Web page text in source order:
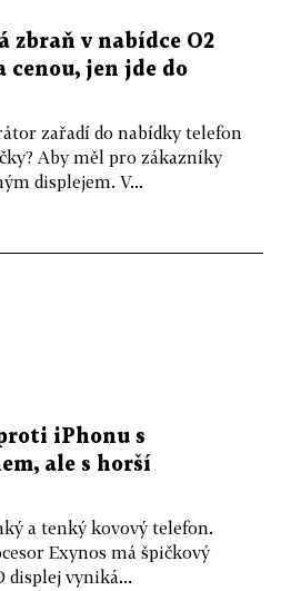
zbraň v nabídce O2
cenou, jen jde do
zařadí do nabídky telefon
Aby měl pro zákazníky
displejem. V...
iPhonu s
ale s horší
a tenký kovový telefon.
Exynos má špičkový
displej vyniká...